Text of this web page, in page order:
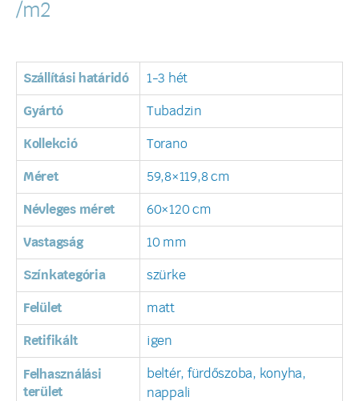
/m2
Szállítási határidó 1-3 hét
Gyártó Tubadzin
Kollekció Torano
Méret 59,8×119,8 cm
Névleges méret 60×120 cm
Vastagság 10 mm
Színkategória szürke
Felület matt
Retifikált igen
Felhasználási
terület
beltér, fürdőszoba, konyha,
nappali